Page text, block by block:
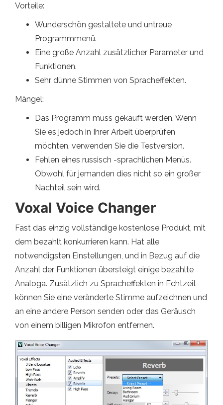
Vorteile:
Wunderschön gestaltete und untreue
Programmmenü.
Eine große Anzahl zusätzlicher Parameter und
Funktionen.
Sehr dünne Stimmen von Spracheffekten.
Mängel:
Das Programm muss gekauft werden. Wenn
Sie es jedoch in Ihrer Arbeit überprüfen
möchten, verwenden Sie die Testversion.
Fehlen eines russisch -sprachlichen Menüs.
Obwohl für jemanden dies nicht so ein großer
Nachteil sein wird.
Voxal Voice Changer
Fast das einzig vollständige kostenlose Produkt, mit
dem bezahlt konkurrieren kann. Hat alle
notwendigsten Einstellungen, und in Bezug auf die
Anzahl der Funktionen übersteigt einige bezahlte
Analoga. Zusätzlich zu Spracheffekten in Echtzeit
können Sie eine veränderte Stimme aufzeichnen und
an eine andere Person senden oder das Geräusch
von einem billigen Mikrofon entfernen.